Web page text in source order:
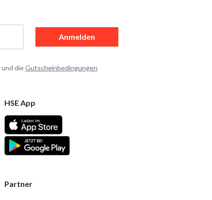
Anmelden
und dieGutscheinbedingungen
HSE App
Partner